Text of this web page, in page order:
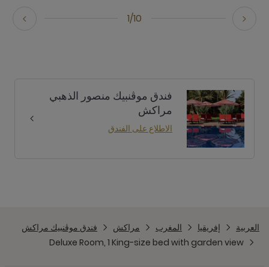
1/10
فندق موڤنبيك منصور الذهبي
مراكش
الاطلاع على الفندق
العربية إفريقيا المغرب مراكش
فندق موڤنبيك مراكش
Deluxe Room, 1 King-size bed with garden view